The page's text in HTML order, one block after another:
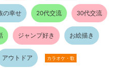
の幸せ 20代交流 30代交流
ジャンプ好き お絵描き
アウトドア カラオケ・歌